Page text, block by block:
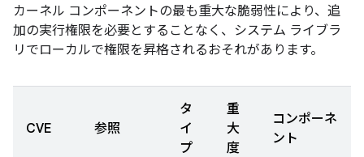
カーネル コンポーネントの最も重大な脆弱性により、追
加の実行権限を必要とすることなく、システム ライブラ
リでローカルで権限を昇格されるおそれがあります。
CVE 参照
タ
イ
プ
重
大
度
コンポーネ
ント